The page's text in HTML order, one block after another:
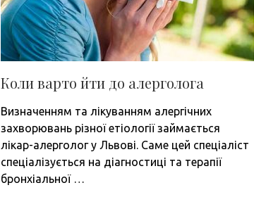
Коли варто йти до алерголога
Визначенням та лікуванням алергічних
захворювань різної етіології займається
лікар-алерголог у Львові. Саме цей спеціаліст
спеціалізується на діагностиці та терапії
бронхіальної …